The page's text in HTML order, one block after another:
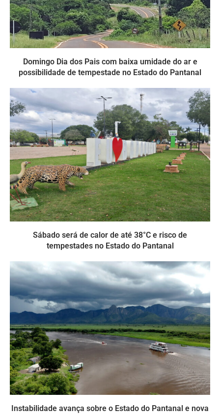
Domingo Dia dos Pais com baixa umidade do ar e
possibilidade de tempestade no Estado do Pantanal
Sábado será de calor de até 38°C e risco de
tempestades no Estado do Pantanal
Instabilidade avança sobre o Estado do Pantanal e nova